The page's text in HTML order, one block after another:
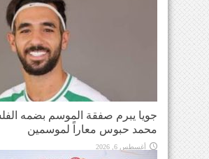
جويا يبرم صفقة الموسم بضمه
محمد حبوس معاراً لموسمين
أغسطس 6, 2026